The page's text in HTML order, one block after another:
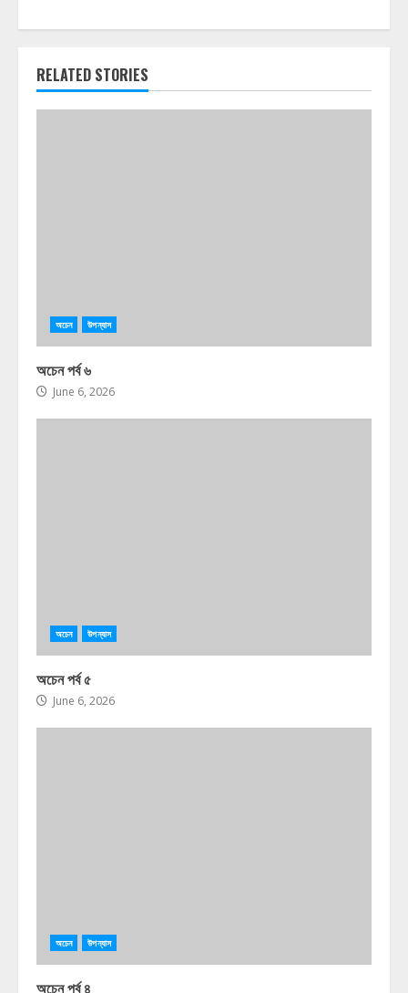
RELATED STORIES
অচেন উপন্যাস
অচেন পর্ব ৬
June 6, 2026
অচেন উপন্যাস
অচেন পর্ব ৫
June 6, 2026
অচেন উপন্যাস
অচেন পর্ব ৪